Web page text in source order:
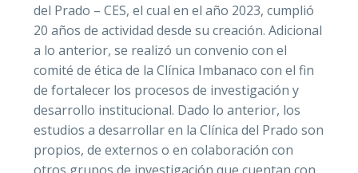
Unidad de
Unidad
del Prado – CES, el cual en el año 2023, cumplió
20 años de actividad desde su creación. Adicional
a lo anterior, se realizó un convenio con el
comité de ética de la Clínica Imbanaco con el fin
de fortalecer los procesos de investigación y
desarrollo institucional. Dado lo anterior, los
estudios a desarrollar en la Clínica del Prado son
propios, de externos o en colaboración con